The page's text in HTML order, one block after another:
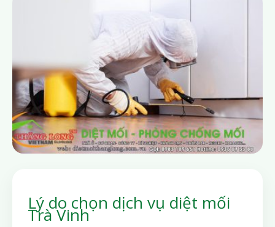
Lý do chọn dịch vụ diệt mối
Trà Vinh